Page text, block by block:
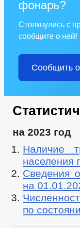
фонарь?
Столкнулись с
сообщите о ней!
Сообщить
на 2023 год
Наличие
населения
Сведения
на
по